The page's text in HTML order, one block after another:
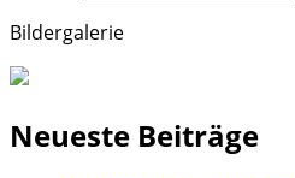
Bildergalerie
Neueste Beiträge